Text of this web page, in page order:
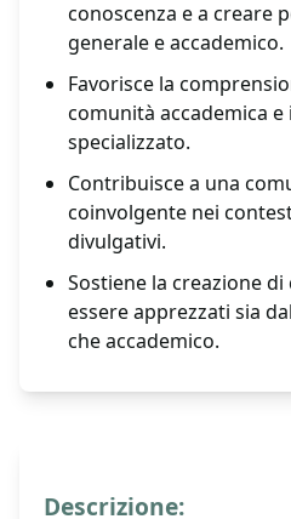
conoscenza e a creare
generale e accademico.
Favorisce la
comunità accademica
specializzato.
Contribuisce a una
coinvolgente nei
divulgativi.
Sostiene la creazione
essere apprezzati sia
che accademico.
Descrizione: